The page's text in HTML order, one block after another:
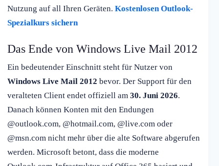
Nutzung auf all Ihren Geräten. Kostenlosen Outlook-
Spezialkurs sichern
Das Ende von Windows Live Mail 2012
Ein bedeutender Einschnitt steht für Nutzer von
Windows Live Mail 2012 bevor. Der Support für den
veralteten Client endet offiziell am 30. Juni 2026.
Danach können Konten mit den Endungen
@outlook.com, @hotmail.com, @live.com oder
@msn.com nicht mehr über die alte Software abgerufen
werden. Microsoft betont, dass die moderne